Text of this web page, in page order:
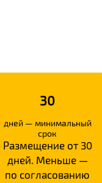
30
дней — минимальный
срок
Размещение от 30
дней. Меньше —
по согласованию